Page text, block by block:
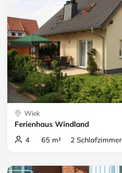
Wiek
Ferienhaus Windland
4 65 m² 2 Schlafzimmer